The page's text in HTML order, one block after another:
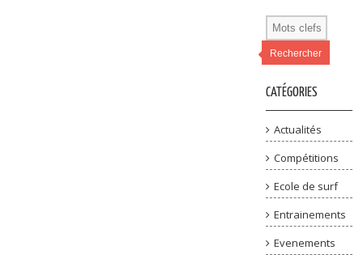
Rechercher
CATÉGORIES
Actualités
Compétitions
Ecole de surf
Entrainements
Evenements